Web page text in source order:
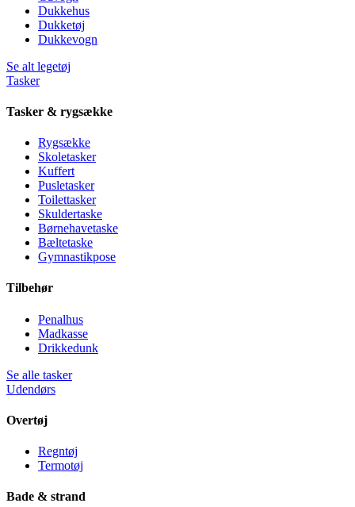
Dukkehus
Dukketøj
Dukkevogn
Se alt legetøj
Tasker
Tasker & rygsække
Rygsække
Skoletasker
Kuffert
Pusletasker
Toilettasker
Skuldertaske
Børnehavetaske
Bæltetaske
Gymnastikpose
Tilbehør
Penalhus
Madkasse
Drikkedunk
Se alle tasker
Udendørs
Overtøj
Regntøj
Termotøj
Bade & strand